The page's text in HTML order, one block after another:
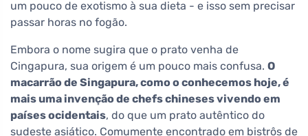
um pouco de exotismo à sua dieta - e isso sem precisar
passar horas no fogão.
Embora o nome sugira que o prato venha de
Cingapura, sua origem é um pouco mais confusa. O
macarrão de Singapura, como o conhecemos hoje, é
mais uma invenção de chefs chineses vivendo em
países ocidentais, do que um prato autêntico do
sudeste asiático. Comumente encontrado em bistrôs de